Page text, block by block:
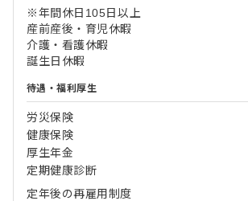
※年間休日105日以上
産前産後・育児休暇
介護・看護休暇
誕生日休暇
待遇・福利厚生
労災保険
健康保険
厚生年金
定期健康診断
定年後の再雇用制度